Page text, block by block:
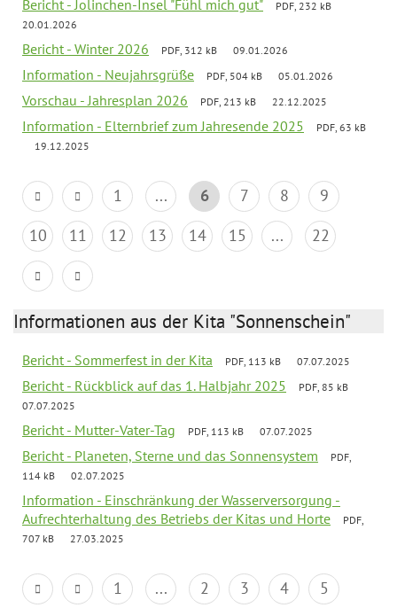
Bericht - Jolinchen-Insel "Fühl mich gut"
PDF, 232 kB
20.01.2026
Bericht - Winter 2026 PDF, 312 kB 09.01.2026
Information - Neujahrsgrüße PDF, 504 kB 05.01.2026
Vorschau - Jahresplan 2026 PDF, 213 kB 22.12.2025
Information - Elternbrief zum Jahresende 2025
PDF, 63 kB
19.12.2025
1 ... 6 7 8
9
10
11 12 13 14 15 ... 22
Informationen aus der Kita "Sonnenschein"
Bericht - Sommerfest in der Kita PDF, 113 kB 07.07.2025
Bericht - Rückblick auf das 1. Halbjahr 2025
PDF, 85 kB
07.07.2025
Bericht - Mutter-Vater-Tag PDF, 113 kB 07.07.2025
Bericht - Planeten, Sterne und das Sonnensystem
PDF,
114 kB
02.07.2025
Information - Einschränkung der Wasserversorgung -
Aufrechterhaltung des Betriebs der Kitas und Horte
PDF,
707 kB
27.03.2025
1 ... 2 3 4
5